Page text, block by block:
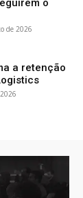
o
de 2026
a retenção